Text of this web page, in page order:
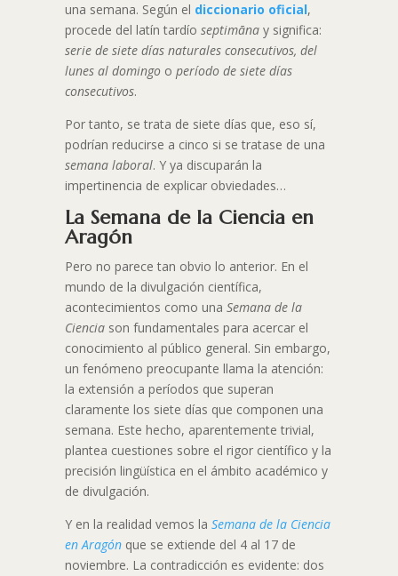
una semana. Según el diccionario oficial,
procede del latín tardío septimānay significa:
serie de siete días naturales consecutivos, del
lunes al domingo o período de siete días
consecutivos.
Por tanto, se trata de siete días que, eso sí,
podrían reducirse a cinco si se tratase de una
semana laboral. Y ya discuparán la
impertinencia de explicar obviedades…
La Semana de la Ciencia en
Aragón
Pero no parece tan obvio lo anterior. En el
mundo de la divulgación científica,
acontecimientos como una Semana de la
Cienciason fundamentales para acercar el
conocimiento al público general. Sin embargo,
un fenómeno preocupante llama la atención:
la extensión a períodos que superan
claramente los siete días que componen una
semana. Este hecho, aparentemente trivial,
plantea cuestiones sobre el rigor científico y la
precisión lingüística en el ámbito académico y
de divulgación.
Y en la realidad vemos la Semana de la Ciencia
en Aragónque se extiende del 4 al 17 de
noviembre. La contradicción es evidente: dos